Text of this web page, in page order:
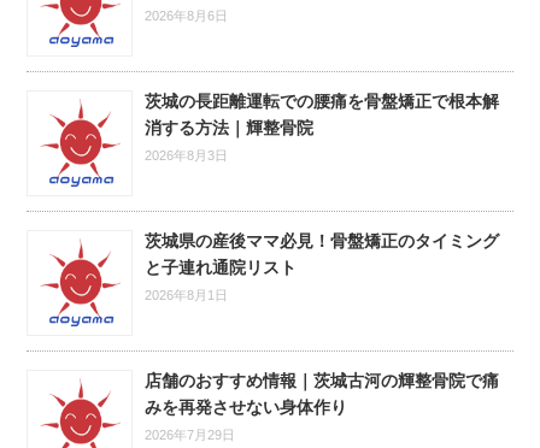
2026年8月6日
茨城の長距離運転での腰痛を骨盤矯正で根本解
消する方法｜輝整骨院
2026年8月3日
茨城県の産後ママ必見！骨盤矯正のタイミング
と子連れ通院リスト
2026年8月1日
店舗のおすすめ情報｜茨城古河の輝整骨院で痛
みを再発させない身体作り
2026年7月29日